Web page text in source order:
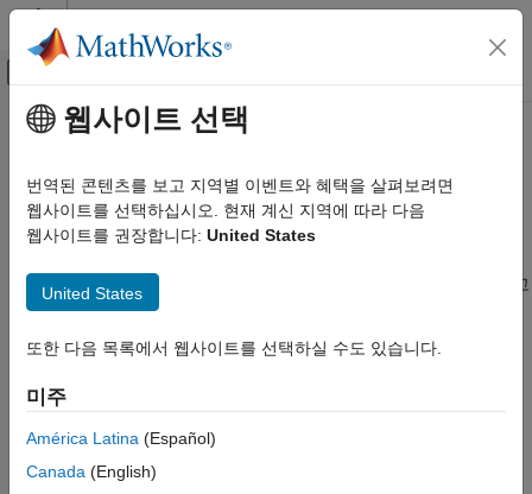
콘텐츠로 바로 가기
오프캔버스 탐색 메뉴 토글
문서 홈
FPGA, ASIC 및 SoC 개발
Fixed-Point Designer
알고리즘 가속화
데이터 정의
카테고리
가변 크기 데이터
주요 콘텐츠
categorical형 배열
코드 가속화 시의 categorical형 배열 정의 및 사용
categorical형 배열은 유한한 이산 범주 집합에 속하는 값의
가속화를 위한 MATLAB
코드에서 데이터를 효율적으로 저장하고
범주에 대한 의미 있는 이름을 제공할 수 있습니다.
도움말 항목
Code Generation for Categorical Arrays
Use categorical arrays in MATLAB code intended for code
웹사이트 선택
번역된 콘텐츠를 보고 지역별 이벤트와 혜택을 살펴보려면
웹사이트를 선택하십시오. 현재 계신 지역에 따라 다음
웹사이트를 권장합니다: United States
United States
또한 다음 목록에서 웹사이트를 선택하실 수도 있습니다.
미주
América Latina (Español)
Canada (English)